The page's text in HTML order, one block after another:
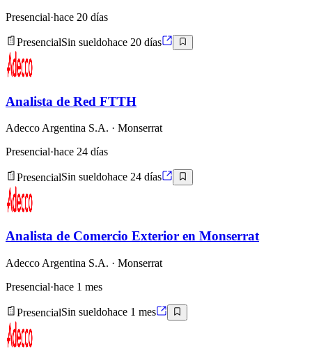
Presencial·hace 20 días
PresencialSin sueldohace 20 días
Analista de Red FTTH
Adecco Argentina S.A. · Monserrat
Presencial·hace 24 días
PresencialSin sueldohace 24 días
Analista de Comercio Exterior en Monserrat
Adecco Argentina S.A. · Monserrat
Presencial·hace 1 mes
PresencialSin sueldohace 1 mes